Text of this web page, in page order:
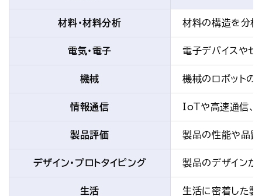
材料・材料分析 材料の構造を分析
電気・電子 電子デバイスやセ
機械 機械のロボットの
情報通信 IoTや高速通信、
製品評価 製品の性能や品質
デザイン・プロトタイピング 製品のデザインか
生活 生活に密着した製